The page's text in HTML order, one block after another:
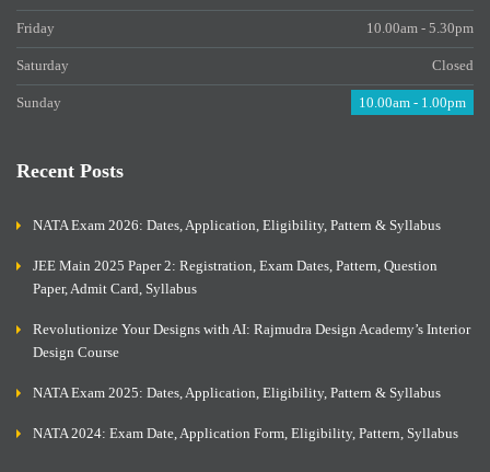
Friday 10.00am - 5.30pm
Saturday Closed
Sunday 10.00am - 1.00pm
Recent Posts
NATA Exam 2026: Dates, Application, Eligibility, Pattern & Syllabus
JEE Main 2025 Paper 2: Registration, Exam Dates, Pattern, Question
Paper, Admit Card, Syllabus
Revolutionize Your Designs with AI: Rajmudra Design Academy’s Interior
Design Course
NATA Exam 2025: Dates, Application, Eligibility, Pattern & Syllabus
NATA 2024: Exam Date, Application Form, Eligibility, Pattern, Syllabus